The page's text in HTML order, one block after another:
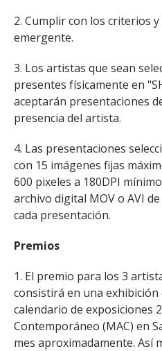
2. Cumplir con los criterios
emergente.
3. Los artistas que sean
presentes físicamente en
aceptarán presentaciones
presencia del artista.
4. Las presentaciones
con 15 imágenes fijas
600 pixeles a 180DPI
archivo digital MOV o AVI
cada presentación.
Premios
1. El premio para los 3
consistirá en una
calendario de exposiciones
Contemporáneo (MAC) en
mes aproximadamente. Así